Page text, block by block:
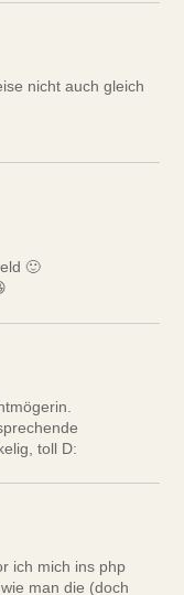
nicht auch gleich
🙂
toll D:
ich mich ins php
man die (doch